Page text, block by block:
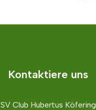
Kontaktiere uns
SV Club Hubertus Köfering